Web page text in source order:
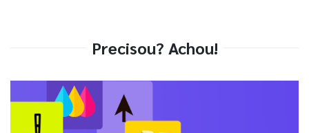
Precisou? Achou!